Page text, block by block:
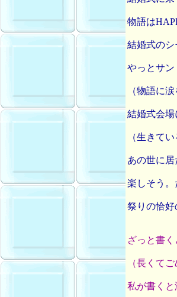
物語は
結婚式のシ
やっとサ
（物語に
結婚式会
（生きて
あの世に
楽しそう。
祭りの恰好
ざっと書
（長くて
私が書く